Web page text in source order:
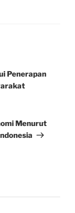
Penerapan
Menurut